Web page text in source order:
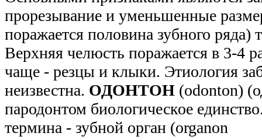
прорезывание и уменьшенные
поражается половина зубного
Верхняя челюсть поражается в 3-4
чаще - резцы и клыки. Этиология
неизвестна. ОДОНТОН (odonton)
пародонтом биологическое
термина - зубной орган (organon